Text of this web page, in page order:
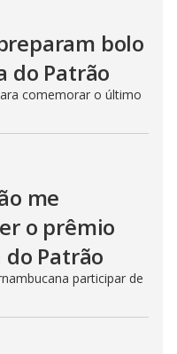
bolo
do Patrão
comemorar o último
me
o prêmio
do Patrão
participar de